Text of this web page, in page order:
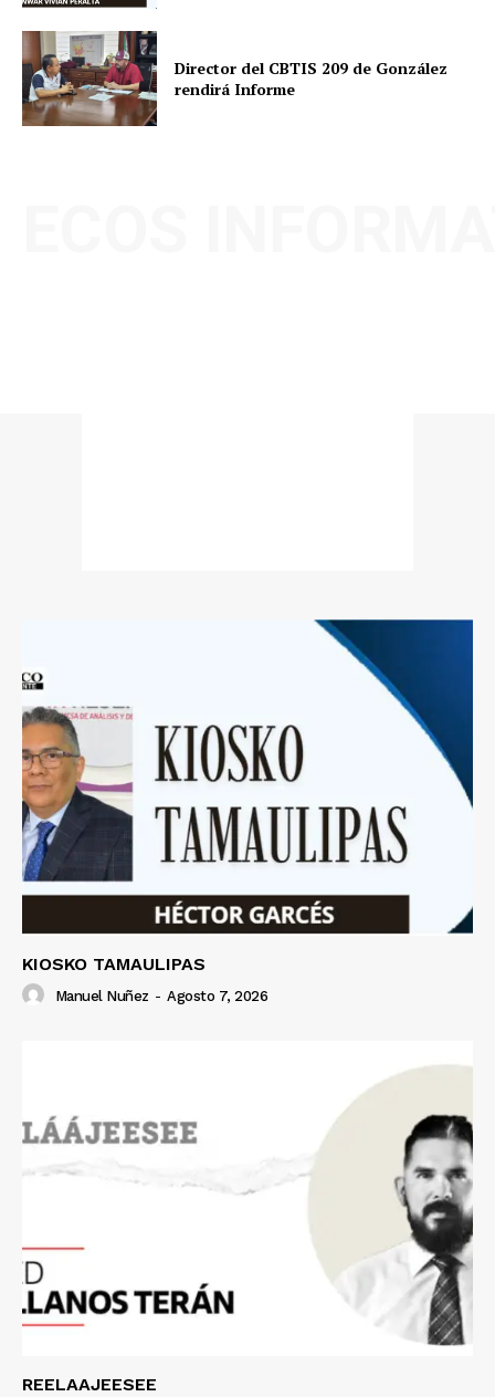
Director del CBTIS 209 de González
rendirá Informe
KIOSKO TAMAULIPAS
Manuel Nuñez - Agosto 7, 2026
REELAAJEESEE